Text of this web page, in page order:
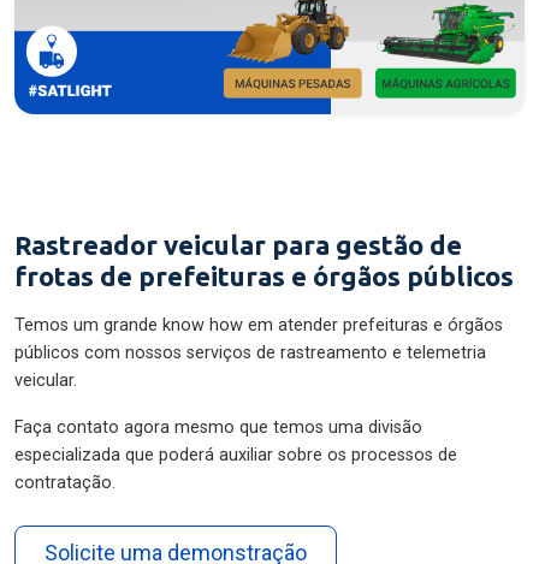
Rastreador veicular para gestão de
frotas de prefeituras e órgãos públicos
Temos um grande know how em atender prefeituras e órgãos
públicos com nossos serviços de rastreamento e telemetria
veicular.
Faça contato agora mesmo que temos uma divisão
especializada que poderá auxiliar sobre os processos de
contratação.
Solicite uma demonstração